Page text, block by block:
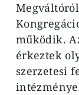
működik.
érkeztek
szerzetesi